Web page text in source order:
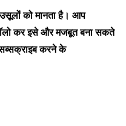
उसूलों को मानता है। आप
कर इसे और मजबूत बना सकते
करने के